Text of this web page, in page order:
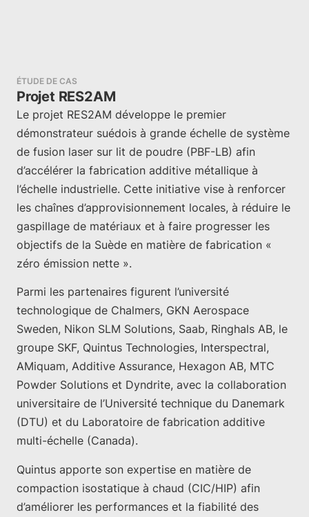
ÉTUDE DE CAS
Projet RES2AM
Le projet RES2AM développe le premier
démonstrateur suédois à grande échelle de système
de fusion laser sur lit de poudre (PBF-LB) afin
d’accélérer la fabrication additive métallique à
l’échelle industrielle. Cette initiative vise à renforcer
les chaînes d’approvisionnement locales, à réduire le
gaspillage de matériaux et à faire progresser les
objectifs de la Suède en matière de fabrication «
zéro émission nette ».
Parmi les partenaires figurent l’université
technologique de Chalmers, GKN Aerospace
Sweden, Nikon SLM Solutions, Saab, Ringhals AB, le
groupe SKF, Quintus Technologies, Interspectral,
AMiquam, Additive Assurance, Hexagon AB, MTC
Powder Solutions et Dyndrite, avec la collaboration
universitaire de l’Université technique du Danemark
(DTU) et du Laboratoire de fabrication additive
multi-échelle (Canada).
Quintus apporte son expertise en matière de
compaction isostatique à chaud (CIC/HIP) afin
d’améliorer les performances et la fiabilité des